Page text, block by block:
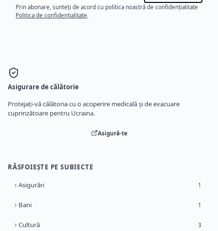
Prin abonare, sunteți de acord cu politica noastră de confidențialitate
Politica de confidențialitate.
Asigurare de călătorie
Protejați-vă călătoria cu o acoperire medicală și de evacuare
cuprinzătoare pentru Ucraina.
Asigură-te
RĂSFOIEȘTE PE SUBIECTE
Asigurări 1
Bani 1
Cultură 3